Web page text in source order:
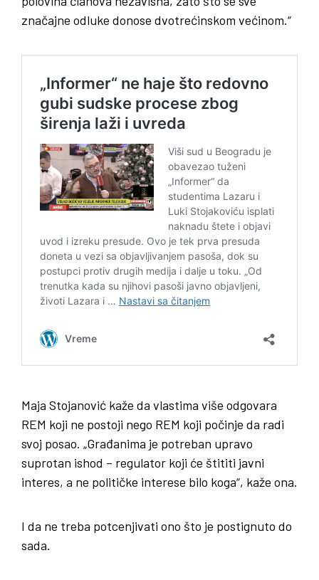
značajne odluke donose dvotrećinskom većinom.“
Maja Stojanović kaže da vlastima više odgovara
REM koji ne postoji nego REM koji počinje da radi
svoj posao. „Građanima je potreban upravo
suprotan ishod – regulator koji će štititi javni
interes, a ne političke interese bilo koga“, kaže ona.
I da ne treba potcenjivati ono što je postignuto do
sada.